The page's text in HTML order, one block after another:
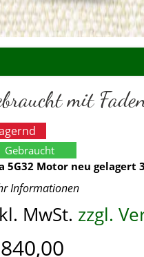
mit
Gebraucht
5G32 Motor neu gelagert
Informationen
MwSt. zzgl.